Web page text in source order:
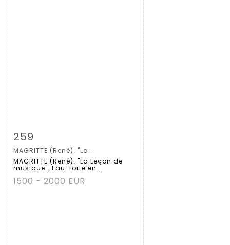
Fiche détaillée
259
MAGRITTE (René). "La...
MAGRITTE (René). "La Leçon de
musique". Eau-forte en...
1500 - 2000 EUR